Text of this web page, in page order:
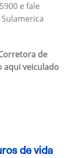
e fale
de
aqui veiculado
de vida